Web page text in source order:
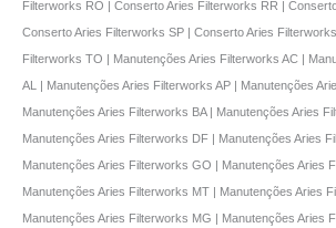
Filterworks RO | Conserto Aries Filterworks RR |
Conserto Aries Filterworks SP | Conserto Aries
Filterworks TO | Manutenções Aries Filterworks AC |
AL | Manutenções Aries Filterworks AP | Manutenções
Manutenções Aries Filterworks BA | Manutenções Aries
Manutenções Aries Filterworks DF | Manutenções Aries
Manutenções Aries Filterworks GO | Manutenções Aries
Manutenções Aries Filterworks MT | Manutenções Aries
Manutenções Aries Filterworks MG | Manutenções Aries